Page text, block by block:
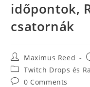
időpontok,
csatornák
Post
author:
Maximus Reed
Post
category:
Twitch Drops és
Post0 Comments